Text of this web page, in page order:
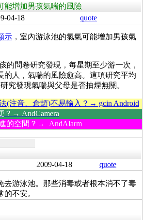
能增加男孩氣喘的風險
04-18 quote
示 ，室內游泳池的氯氣可能增加男孩氣
的問卷研究發現，每星期至少游一次，
的人，氣喘的風險愈高。這項研究平均
究發現氣喘與父母是否抽煙無關。
(注音、倉頡)不易輸入？→ gcin Android
？→ AndCamera
的空間？→ AndAlarm
2009-04-18 quote
去游泳池。那些消毒或者根本消不了毒
不安。